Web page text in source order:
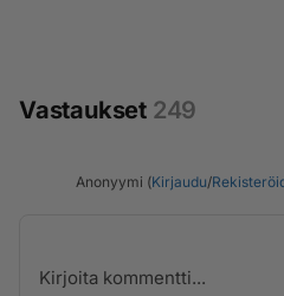
Vastaukset 249
Anonyymi (Kirjaudu/